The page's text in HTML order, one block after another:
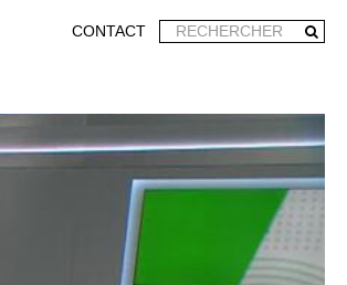
CONTACT